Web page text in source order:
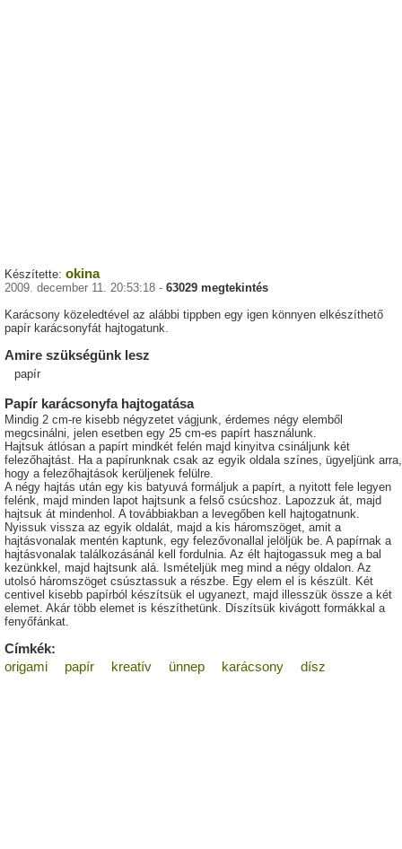
Készítette: okina
2009. december 11. 20:53:18 - 63029 megtekintés
Karácsony közeledtével az alábbi tippben egy igen könnyen elkészíthető
papír karácsonyfát hajtogatunk.
Amire szükségünk lesz
papír
Papír karácsonyfa hajtogatása
Mindig 2 cm-re kisebb négyzetet vágjunk, érdemes négy elemből
megcsinálni, jelen esetben egy 25 cm-es papírt használunk.
Hajtsuk átlósan a papírt mindkét felén majd kinyitva csináljunk két
felezőhajtást. Ha a papírunknak csak az egyik oldala színes, ügyeljünk arra,
hogy a felezőhajtások kerüljenek felülre.
A négy hajtás után egy kis batyuvá formáljuk a papírt, a nyitott fele legyen
felénk, majd minden lapot hajtsunk a felső csúcshoz. Lapozzuk át, majd
hajtsuk át mindenhol. A továbbiakban a levegőben kell hajtogatnunk.
Nyissuk vissza az egyik oldalát, majd a kis háromszöget, amit a
hajtásvonalak mentén kaptunk, egy felezővonallal jelöljük be. A papírnak a
hajtásvonalak találkozásánál kell fordulnia. Az élt hajtogassuk meg a bal
kezünkkel, majd hajtsunk alá. Ismételjük meg mind a négy oldalon. Az
utolsó háromszöget csúsztassuk a részbe. Egy elem el is készült. Két
centivel kisebb papírból készítsük el ugyanezt, majd illesszük össze a két
elemet. Akár több elemet is készíthetünk. Díszítsük kivágott formákkal a
fenyőfánkat.
Címkék:
origami
papír kreatív ünnep karácsony dísz